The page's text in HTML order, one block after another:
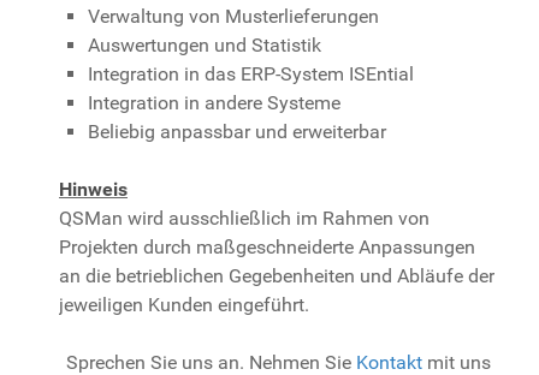
Verwaltung von Musterlieferungen
Auswertungen und Statistik
Integration in das ERP-System ISEntial
Integration in andere Systeme
Beliebig anpassbar und erweiterbar
Hinweis
QSMan wird ausschließlich im Rahmen von
Projekten durch maßgeschneiderte Anpassungen
an die betrieblichen Gegebenheiten und Abläufe der
jeweiligen Kunden eingeführt.
Sprechen Sie uns an. Nehmen Sie Kontakt mit uns